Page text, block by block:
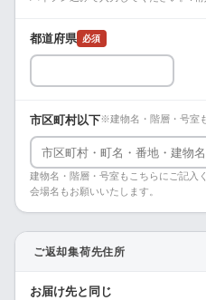
都道府県 必須
市区町村以下※建物名・階層・号室
建物名・階層・号室もこちらにご記入
会場名もお願いいたします。
ご返却集荷先住所
お届け先と同じ